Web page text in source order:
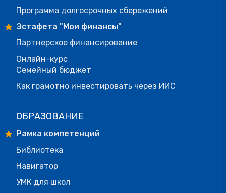
Программа долгосрочных сбережений
Эстафета "Мои финансы"
Партнерское финансирование
Онлайн-курс
Семейный бюджет
Как грамотно инвестировать через ИИС
ОБРАЗОВАНИЕ
Рамка компетенций
Библиотека
Навигатор
УМК для школ